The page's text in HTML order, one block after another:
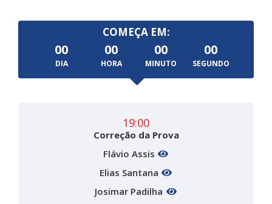
COMEÇA EM:
00
DIA
00
HORA
00
MINUTO
00
SEGUNDO
19:00
Correção da Prova
Flávio Assis
Elias Santana
Josimar Padilha